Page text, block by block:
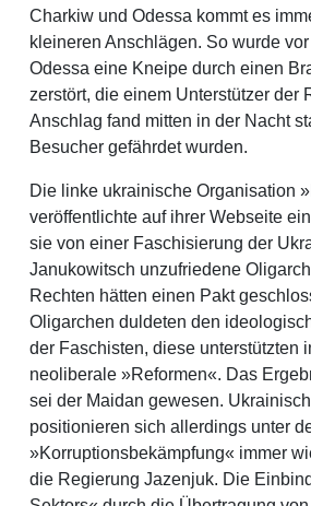
Charkiw und Odessa kommt es
kleineren Anschlägen. So wurde
Odessa eine Kneipe durch einen
zerstört, die einem Unterstützer der
Anschlag fand mitten in der Nacht
Besucher gefährdet wurden.
Die linke ukrainische Organisation
veröffentlichte auf ihrer Webseite
sie von einer Faschisierung der
Janukowitsch unzufriedene
Rechten hätten einen Pakt
Oligarchen duldeten den
der Faschisten, diese unterstützten
neoliberale »Reformen«. Das
sei der Maidan gewesen.
positionieren sich allerdings unter
»Korruptionsbekämpfung« immer
die Regierung Jazenjuk. Die